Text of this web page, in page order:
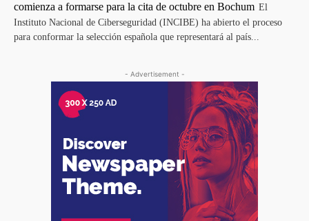
comienza a formarse para la cita de octubre en Bochum El
Instituto Nacional de Ciberseguridad (INCIBE) ha abierto el proceso
para conformar la selección española que representará al país...
- Advertisement -